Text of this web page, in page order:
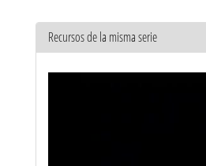
Recursos de la misma serie